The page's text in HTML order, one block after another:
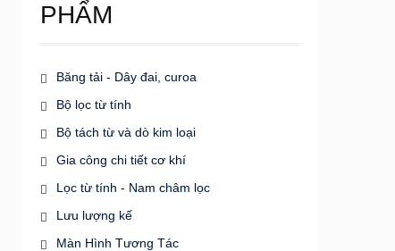
PHẨM
Băng tải - Dây đai, curoa
Bộ lọc từ tính
Bộ tách từ và dò kim loại
Gia công chi tiết cơ khí
Lọc từ tính - Nam châm lọc
Lưu lượng kế
Màn Hình Tương Tác